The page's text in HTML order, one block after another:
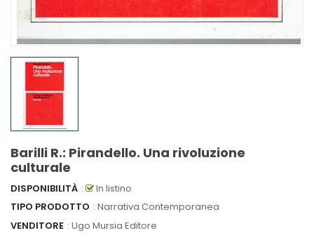
Barilli R.: Pirandello. Una rivoluzione
culturale
DISPONIBILITÀ :
In listino
TIPO PRODOTTO : Narrativa Contemporanea
VENDITORE : Ugo Mursia Editore